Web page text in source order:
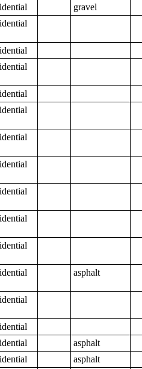
gravel
asphalt
asphalt
asphalt